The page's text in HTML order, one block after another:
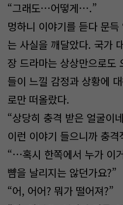
“그래도…어떻게….”
멍하니 이야기를 듣다 문
는 사실을 깨달았다. 국가
장 드라마는 상상만으로도
들이 느낄 감정과 상황에
로만 떠올랐다.
“상당히 충격 받은 얼굴이
이런 이야기 들으니까 충격
“…혹시 한쪽에서 누가 이
뺨을 날리지는 않던가요?”
“어, 어어? 뭐가 떨어져?”